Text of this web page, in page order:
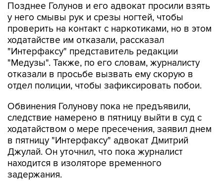
Позднее Голунов и его адвокат просили взять
у него смывы рук и срезы ногтей, чтобы
проверить на контакт с наркотиками, но в этом
ходатайстве им отказали, рассказал
"Интерфаксу" представитель редакции
"Медузы". Также, по его словам, журналисту
отказали в просьбе вызвать ему скорую в
отдел полиции, чтобы зафиксировать побои.
Обвинения Голунову пока не предъявили,
следствие намерено в пятницу выйти в суд с
ходатайством о мере пресечения, заявил днем
в пятницу "Интерфаксу" адвокат Дмитрий
Джулай. Он уточнил, что пока журналист
находится в изоляторе временного
задержания.